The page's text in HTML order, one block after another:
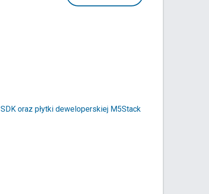
SDK oraz płytki deweloperskiej M5Stack